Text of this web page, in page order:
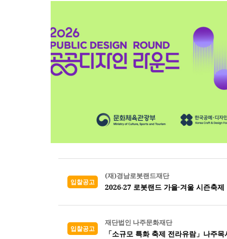
입찰공고
(재)경남로봇랜드재단
2026-27 로봇랜드 가을·겨울 시즌축
입찰공고
재단법인 나주문화재단
「소규모 특화 축제 전라유람」나주